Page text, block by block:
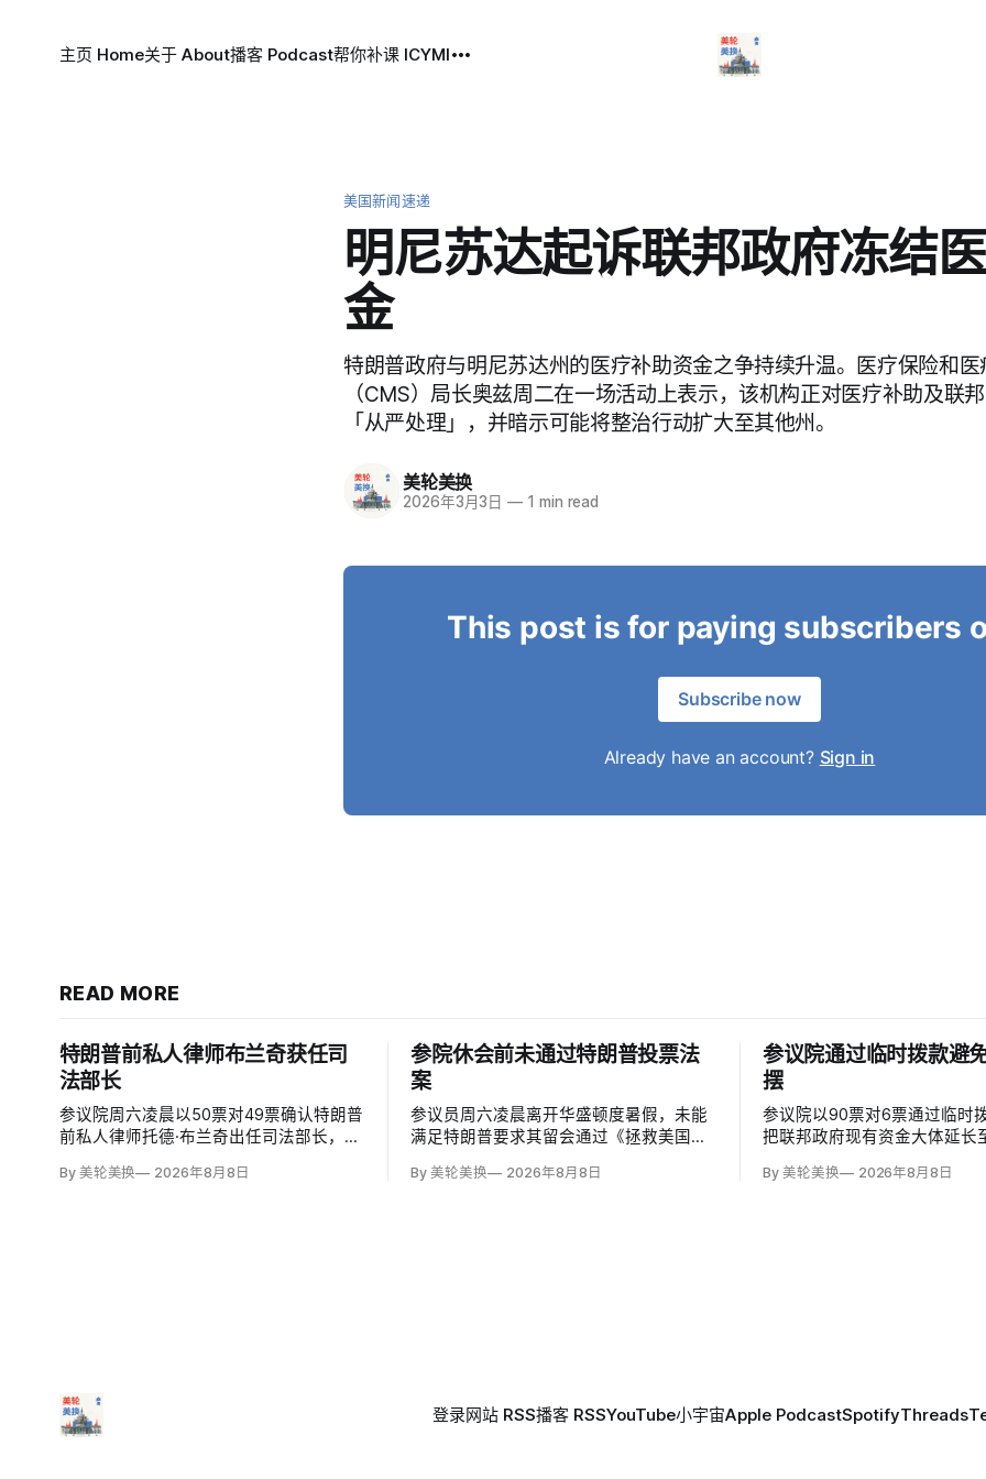
主页 Home关于 About播客 Podcast帮你补课 ICYMI
美国新闻速递
明尼苏达起诉联邦政府冻结
金
特朗普政府与明尼苏达州的医疗补助资金之争持续升温。医疗保险和
（CMS）局长奥兹周二在一场活动上表示，该机构正对医疗补助及联
「从严处理」，并暗示可能将整治行动扩大至其他州。
美轮美换
2026年3月3日 — 1 min read
This post is for paying subscribers
Subscribe now
Already have an account? Sign in
READ MORE
特朗普前私人律师布兰奇获任司
法部长
参议院周六凌晨以50票对49票确认特朗普
前私人律师托德·布兰奇出任司法部长，将
席的民主党参议员反对，共和党人丽莎·穆
By 美轮美换 2026年8月8日
参院休会前未通过特朗普投票法
案
参议员周六凌晨离开华盛顿度暑假，未能
满足特朗普要求其留会通过《拯救美国法
案要求选民提供严格的公民身份证明，但
By 美轮美换 2026年8月8日
参议院通过临时拨款避
摆
参议院以90票对6票通过临时
把联邦政府现有资金大体延长
日财年结束后政府停摆。这份
By 美轮美换 2026年8月8日
登录网站 RSS播客 RSSYouTube小宇宙Apple PodcastSpotifyThreads